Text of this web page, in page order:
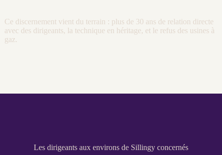
Ce discernement vient du terrain : plus de 30 ans de relation directe
avec des dirigeants, la technique en héritage, et le refus des usines à
gaz.
Les dirigeants aux environs de Sillingy concernés